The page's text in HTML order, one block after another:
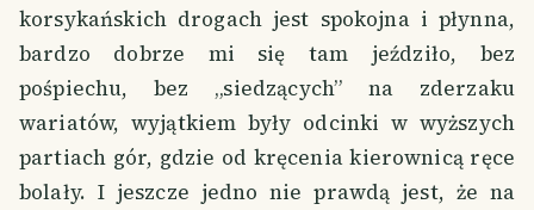
korsykańskich drogach jest spokojna i płynna,
bardzo dobrze mi się tam jeździło, bez
pośpiechu, bez „siedzących” na zderzaku
wariatów, wyjątkiem były odcinki w wyższych
partiach gór, gdzie od kręcenia kierownicą ręce
bolały. I jeszcze jedno nie prawdą jest, że na